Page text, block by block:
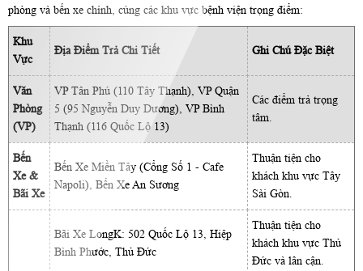
phòng và bến xe chính, cùng các khu vực bệnh viện trọng điểm:
Khu
Vực
Địa Điểm Trả Chi Tiết Ghi Chú Đặc Biệt
Văn
Phòng
(VP)
VP Tân Phú (110 Tây Thạnh), VP Quận
5 (95 Nguyễn Duy Dương), VP Bình
Thạnh (116 Quốc Lộ 13)
Các điểm trả trọng
tâm.
Bến
Xe &
Bãi Xe
Bến Xe Miền Tây (Cổng Số 1 - Cafe
Napoli), Bến Xe An Sương
Thuận tiện cho
khách khu vực Tây
Sài Gòn.
Bãi Xe LongK: 502 Quốc Lộ 13, Hiệp
Bình Phước, Thủ Đức
Thuận tiện cho
khách khu vực Thủ
Đức và lân cận.